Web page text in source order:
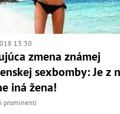
13:30
zmena známej
sexbomby: Je z
iná žena!
prominenti